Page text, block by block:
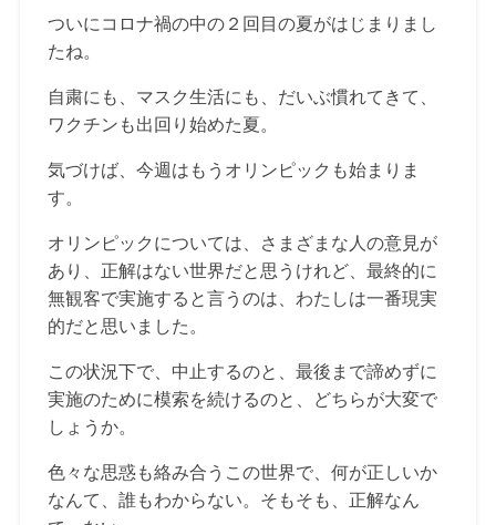
ついにコロナ禍の中の２回目の夏がはじまりまし
たね。
自粛にも、マスク生活にも、だいぶ慣れてきて、
ワクチンも出回り始めた夏。
気づけば、今週はもうオリンピックも始まりま
す。
オリンピックについては、さまざまな人の意見が
あり、正解はない世界だと思うけれど、最終的に
無観客で実施すると言うのは、わたしは一番現実
的だと思いました。
この状況下で、中止するのと、最後まで諦めずに
実施のために模索を続けるのと、どちらが大変で
しょうか。
色々な思惑も絡み合うこの世界で、何が正しいか
なんて、誰もわからない。そもそも、正解なん